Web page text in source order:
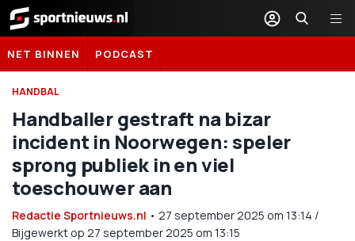
Sportnieuws.nl
NET BINNEN PODCAST
HANDBAL
Handballer gestraft na bizar
incident in Noorwegen: speler
sprong publiek in en viel
toeschouwer aan
Redactie Sportnieuws.nl • 27 september 2025 om 13:14 /
Bijgewerkt op 27 september 2025 om 13:15